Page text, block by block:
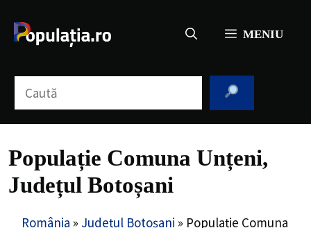
conținut
MENIU
Populație Comuna Unțeni,
Județul Botoșani
România » Județul Botoșani » Populație Comuna